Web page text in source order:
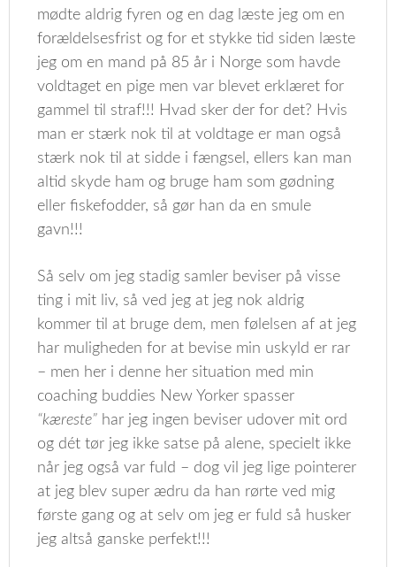
mødte aldrig fyren og en dag læste jeg om en
forældelsesfrist og for et stykke tid siden læste
jeg om en mand på 85 år i Norge som havde
voldtaget en pige men var blevet erklæret for
gammel til straf!!! Hvad sker der for det? Hvis
man er stærk nok til at voldtage er man også
stærk nok til at sidde i fængsel, ellers kan man
altid skyde ham og bruge ham som gødning
eller fiskefodder, så gør han da en smule
gavn!!!
Så selv om jeg stadig samler beviser på visse
ting i mit liv, så ved jeg at jeg nok aldrig
kommer til at bruge dem, men følelsen af at jeg
har muligheden for at bevise min uskyld er rar
– men her i denne her situation med min
coaching buddies New Yorker spasser
“kæreste” har jeg ingen beviser udover mit ord
og dét tør jeg ikke satse på alene, specielt ikke
når jeg også var fuld – dog vil jeg lige pointerer
at jeg blev super ædru da han rørte ved mig
første gang og at selv om jeg er fuld så husker
jeg altså ganske perfekt!!!